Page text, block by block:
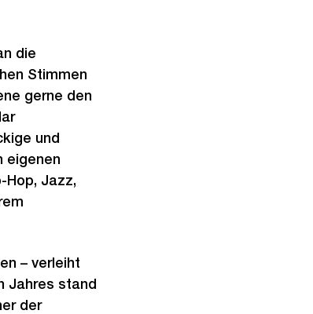
die
Stimmen
gerne den
und
eigenen
Hop, Jazz,
– verleiht
Jahres stand
der